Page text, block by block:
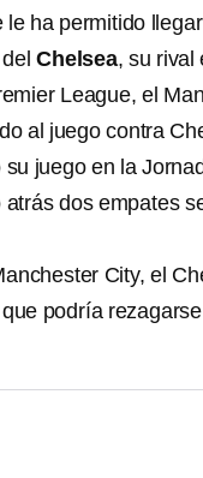
le ha permitido
delChelsea, su rival
League, el
al juego contra
juego en la
dos empates
City, el
podría